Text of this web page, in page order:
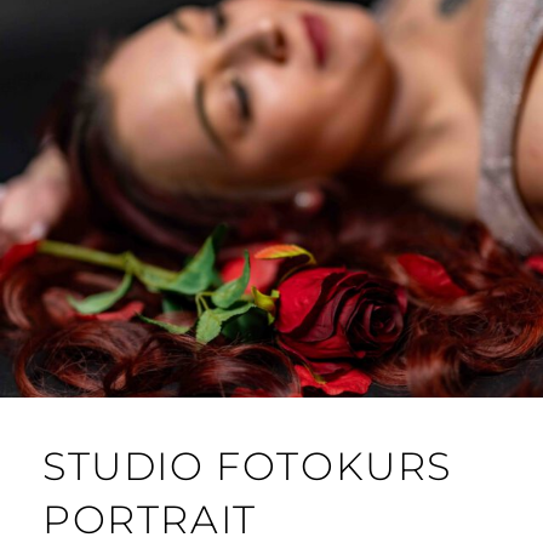
STUDIO FOTOKURS
PORTRAIT